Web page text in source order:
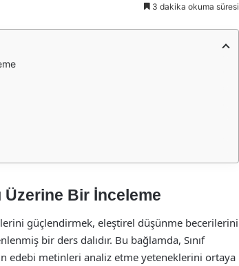
3 dakika okuma süresi
Üzerine Bir İnceleme
güçlendirmek, eleştirel düşünme becerilerini
bir ders dalıdır. Bu bağlamda, Sınıf
edebi metinleri analiz etme yeteneklerini ortaya